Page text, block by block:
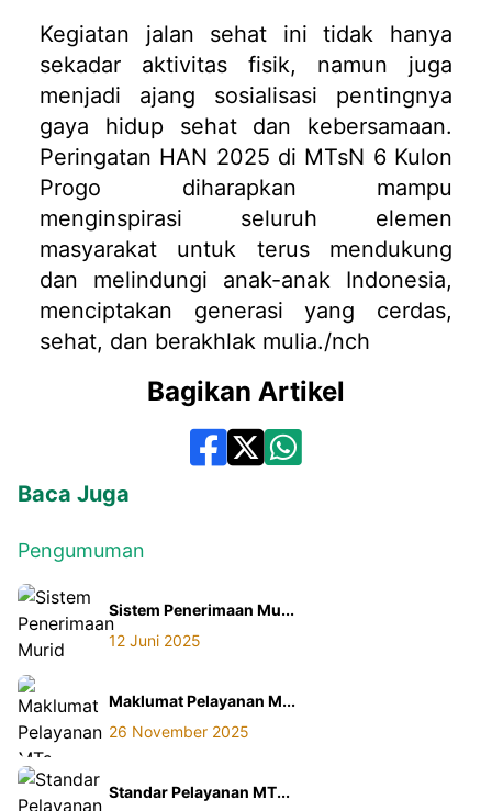
Kegiatan jalan sehat ini tidak hanya
sekadar aktivitas fisik, namun juga
menjadi ajang sosialisasi pentingnya
gaya hidup sehat dan kebersamaan.
Peringatan HAN 2025 di MTsN 6 Kulon
Progo diharapkan mampu
menginspirasi seluruh elemen
masyarakat untuk terus mendukung
dan melindungi anak-anak Indonesia,
menciptakan generasi yang cerdas,
sehat, dan berakhlak mulia./nch
Bagikan Artikel
Baca Juga
Pengumuman
Sistem Penerimaan Mu...
12 Juni 2025
Maklumat Pelayanan M...
26 November 2025
Standar Pelayanan MT...